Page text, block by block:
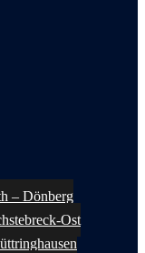
– Dönberg
Ost